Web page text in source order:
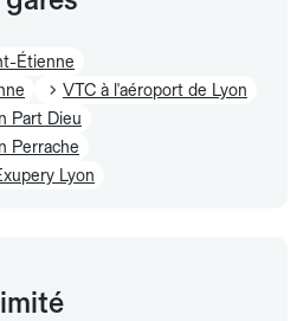
Étienne
VTC à l'aéroport de Lyon
Part Dieu
Perrache
Lyon